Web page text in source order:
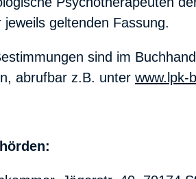
geltenden Fassung.
sind im
abrufbar z.B. unter www.lpk-